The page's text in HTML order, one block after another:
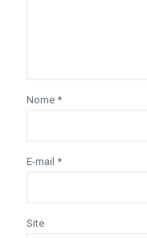
Nome *
E-mail *
Site